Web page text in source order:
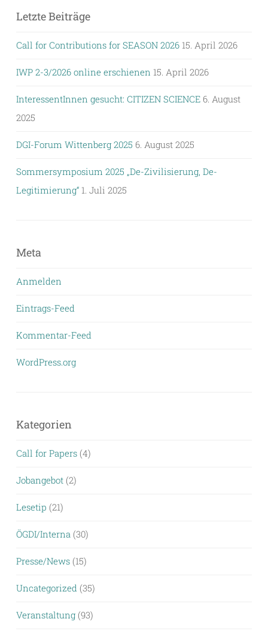
Letzte Beiträge
Call for Contributions for SEASON 2026 15. April 2026
IWP 2-3/2026 online erschienen 15. April 2026
InteressentInnen gesucht: CITIZEN SCIENCE 6. August
2025
DGI-Forum Wittenberg 2025 6. August 2025
Sommersymposium 2025 „De-Zivilisierung, De-
Legitimierung“ 1. Juli 2025
Meta
Anmelden
Eintrags-Feed
Kommentar-Feed
WordPress.org
Kategorien
Call for Papers (4)
Jobangebot (2)
Lesetip (21)
ÖGDI/Interna (30)
Presse/News (15)
Uncategorized (35)
Veranstaltung (93)